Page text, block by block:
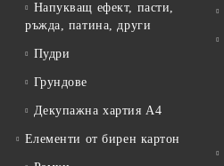
Напукващ ефект, пасти,
ръжда, патина, други
Пудри
Грундове
Декупажна хартия А4
Елементи от бирен картон